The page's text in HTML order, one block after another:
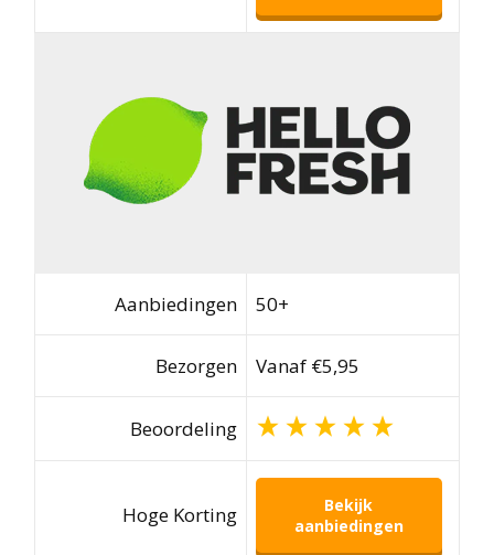
Aanbiedingen 50+
Bezorgen Vanaf €5,95
Beoordeling
Hoge Korting
Bekijk
aanbiedingen